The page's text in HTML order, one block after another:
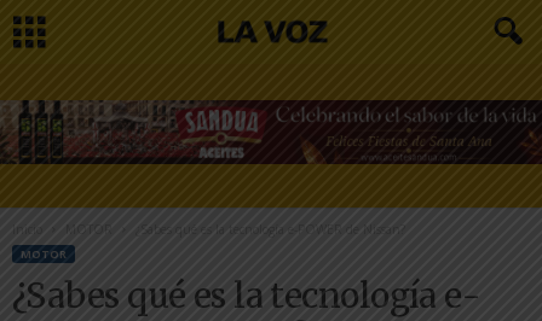
Inicio ¿Sabes qué es la tecnología e-POWER de Nissan?
MOTOR
¿Sabes qué es la tecnología e-